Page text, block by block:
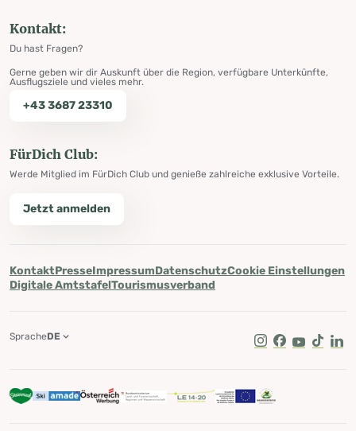
Kontakt:
Du hast Fragen?
Gerne geben wir dir Auskunft über die Region, verfügbare Unterkünfte,
Ausflugsziele und vieles mehr.
+43 3687 23310
FürDich Club:
Werde Mitglied im FürDich Club und genieße zahlreiche exklusive Vorteile.
Jetzt anmelden
KontaktPresseImpressumDatenschutzCookie Einstellungen
Digitale AmtstafelTourismusverband
Instagram
Facebook
Youtube
Tik Tok
SpracheDE